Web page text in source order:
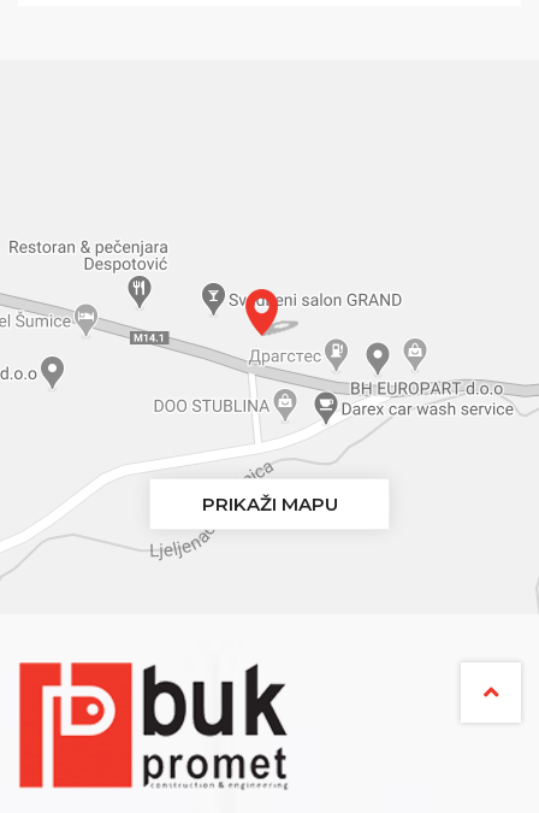
PRIKAŽI MAPU